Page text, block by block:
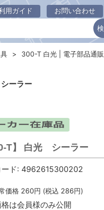
用ガイド お問い合わせ
ーラー
300-T 白光 | 電子部品通
T】 白光 シーラー
ド: 4962615300202
価格 260円 (税込 286円)
は会員様のみ公開